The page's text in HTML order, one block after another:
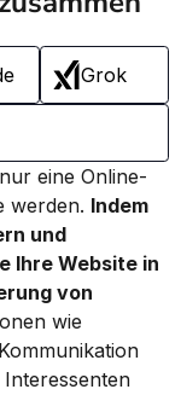
Grok
eine Online-
werden. Indem
und
Ihre Website in
von
wie